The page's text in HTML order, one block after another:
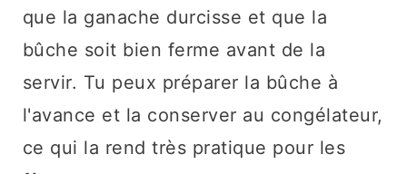
que la ganache durcisse et que la
bûche soit bien ferme avant de la
servir. Tu peux préparer la bûche à
l'avance et la conserver au congélateur,
ce qui la rend très pratique pour les